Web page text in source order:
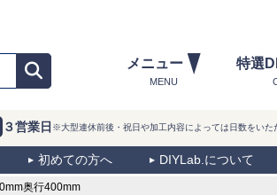
メニュー
MENU
特選
３営業日 ※大型連休前後・祝日や加工内容によっては日数をいた
初めての方へ DIYLab.について
奥行400mm